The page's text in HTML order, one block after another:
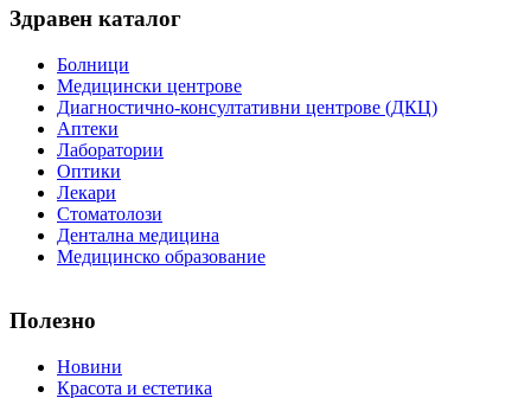
Здравен каталог
Болници
Медицински центрове
Диагностично-консултативни центрове (ДКЦ)
Аптеки
Лаборатории
Оптики
Лекари
Стоматолози
Дентална медицина
Медицинско образование
Полезно
Новини
Красота и естетика